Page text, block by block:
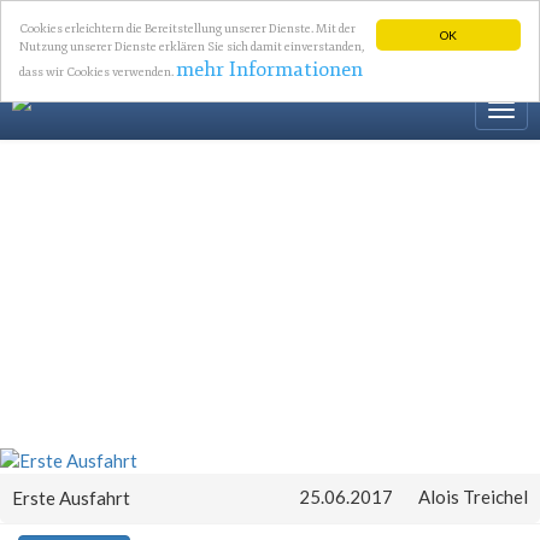
OK
Cookies erleichtern die Bereitstellung unserer Dienste. Mit der
Nutzung unserer Dienste erklären Sie sich damit einverstanden,
dass wir Cookies verwenden.mehr Informationen
Erste Ausfahrt 25.06.2017 Alois Treichel